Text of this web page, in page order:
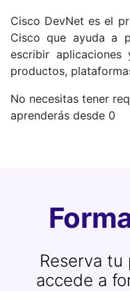
Cisco DevNet es el
Cisco que ayuda a
escribir aplicaciones
productos,
No necesitas tener
aprenderás desde 0
Reserva tu
accede a